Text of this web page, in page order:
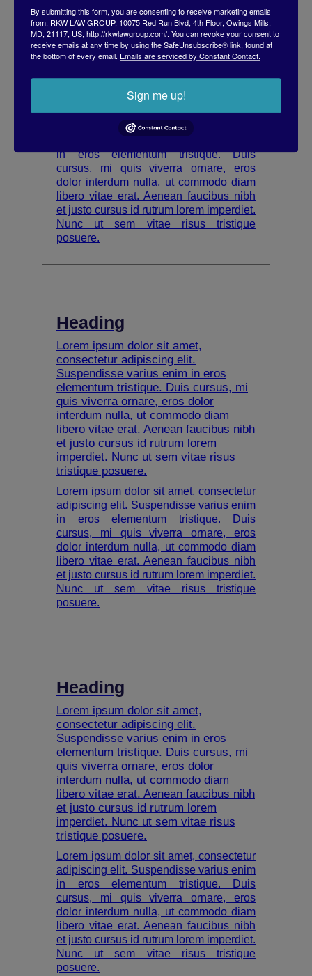
Suspendisse varius enim in eros
elementum tristique. Duis cursus, mi
quis viverra ornare, eros dolor
interdum nulla, ut commodo diam
libero vitae erat. Aenean faucibus nibh
et justo cursus id rutrum lorem
imperdiet. Nunc ut sem vitae risus
tristique posuere.
Lorem ipsum dolor sit amet, consectetur
in eros elementum tristique. Duis
cursus, mi quis viverra ornare, eros
dolor interdum nulla, ut commodo diam
libero vitae erat. Aenean faucibus nibh
et justo cursus id rutrum lorem imperdiet.
Nunc ut sem vitae risus tristique
posuere.
Heading
Lorem ipsum dolor sit amet,
consectetur adipiscing elit.
Suspendisse varius enim in eros
elementum tristique. Duis cursus, mi
quis viverra ornare, eros dolor
interdum nulla, ut commodo diam
libero vitae erat. Aenean faucibus nibh
et justo cursus id rutrum lorem
imperdiet. Nunc ut sem vitae risus
tristique posuere.
Lorem ipsum dolor sit amet, consectetur
adipiscing elit. Suspendisse varius enim
in eros elementum tristique. Duis
cursus, mi quis viverra ornare, eros
dolor interdum nulla, ut commodo diam
libero vitae erat. Aenean faucibus nibh
et justo cursus id rutrum lorem imperdiet.
Nunc ut sem vitae risus tristique
posuere.
Heading
Lorem ipsum dolor sit amet,
consectetur adipiscing elit.
Suspendisse varius enim in eros
elementum tristique. Duis cursus, mi
quis viverra ornare, eros dolor
interdum nulla, ut commodo diam
libero vitae erat. Aenean faucibus nibh
et justo cursus id rutrum lorem
imperdiet. Nunc ut sem vitae risus
tristique posuere.
Lorem ipsum dolor sit amet, consectetur
adipiscing elit. Suspendisse varius enim
in eros elementum tristique. Duis
cursus, mi quis viverra ornare, eros
dolor interdum nulla, ut commodo diam
libero vitae erat. Aenean faucibus nibh
et justo cursus id rutrum lorem imperdiet.
Nunc ut sem vitae risus tristique
posuere.
By submitting this form, you are consenting to receive marketing emails
from: RKW LAW GROUP, 10075 Red Run Blvd, 4th Floor, Owings Mills,
MD, 21117, US, http://rkwlawgroup.com/. You can revoke your consent to
receive emails at any time by using the SafeUnsubscribe® link, found at
the bottom of every email. Emails are serviced by Constant Contact.
Sign me up!